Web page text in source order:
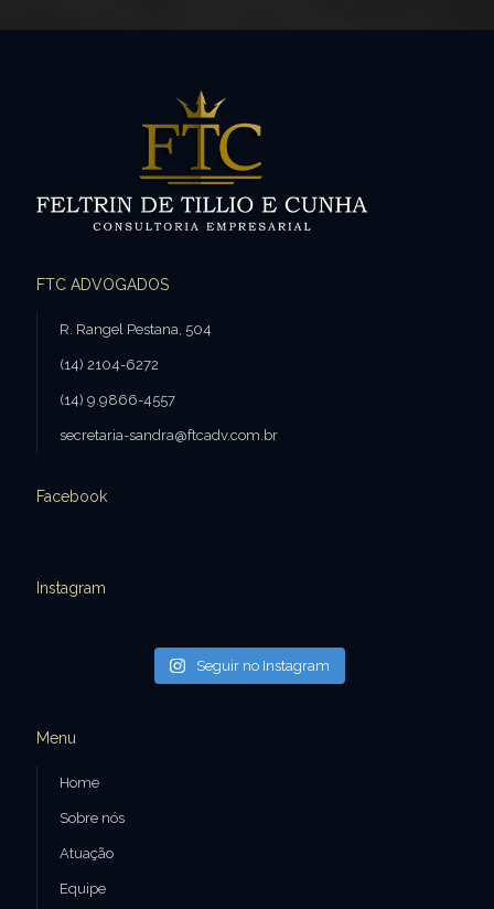
FTC ADVOGADOS
R. Rangel Pestana, 504
(14) 2104-6272
(14) 9.9866-4557
secretaria-sandra@ftcadv.com.br
Facebook
Instagram
Seguir no Instagram
Menu
Home
Sobre nós
Atuação
Equipe